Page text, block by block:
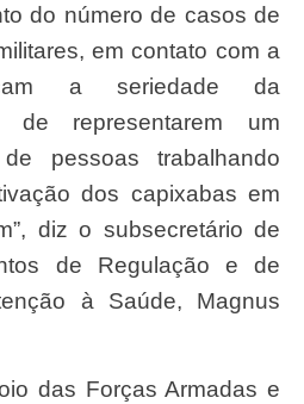
do número de casos de
em contato com a
a seriedade da
de representarem um
pessoas trabalhando
dos capixabas em
diz o subsecretário de
de Regulação e de
à Saúde, Magnus